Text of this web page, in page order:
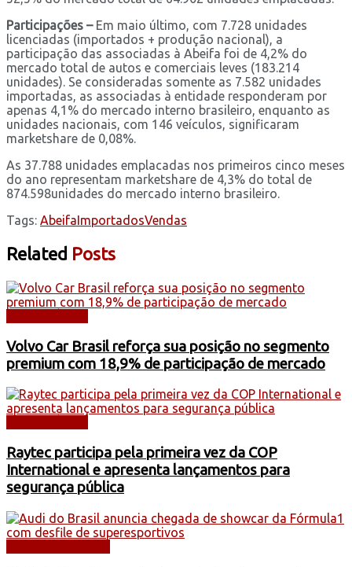
Participações –Em maio último, com 7.728 unidades
licenciadas (importados + produção nacional), a
participação das associadas à Abeifa foi de 4,2% do
mercado total de autos e comerciais leves (183.214
unidades). Se consideradas somente as 7.582 unidades
importadas, as associadas à entidade responderam por
apenas 4,1% do mercado interno brasileiro, enquanto as
unidades nacionais, com 146 veículos, significaram
marketshare de 0,08%.
As 37.788 unidades emplacadas nos primeiros cinco meses
do ano representam marketshare de 4,3% do total de
874.598unidades do mercado interno brasileiro.
Tags: AbeifaImportadosVendas
Related Posts
Volvo Car Brasil reforça sua posição no segmento
premium com 18,9% de participação de mercado
Raytec participa pela primeira vez da COP
International e apresenta lançamentos para
segurança pública